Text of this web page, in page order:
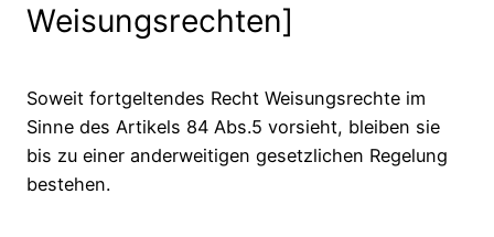
Weisungsrechten]
Soweit fortgeltendes Recht Weisungsrechte im
Sinne des Artikels 84 Abs.5 vorsieht, bleiben sie
bis zu einer anderweitigen gesetzlichen Regelung
bestehen.